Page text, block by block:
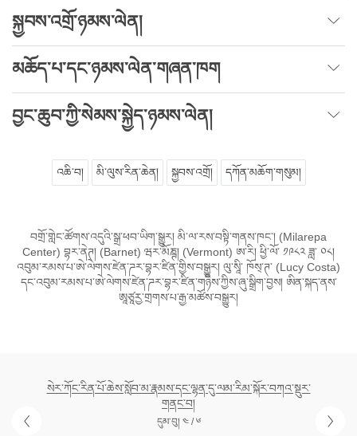
སྐྱབས་འགྲོ་ཉམས་ལེན།
མཆོད་པ་དང་ཉམས་ལེན་གཞན་ཁག
བྱང་ཆུབ་ཀྱི་སེམས་སྐྱེད་ཉམས་ལེན།
འཆི་བ། མི་ལུས་རིན་ཆེན། སྐྱབས་འགྲོ། དཀོན་མཆོག་གསུམ།
བགྲོ་གླེང་ཚོགས་འདུའི་སྒྲ་ཕབ་ཡིག་སྒྱུར། མི་ལ་རས་བསྟི་གནས་ཁང་། (Milarepa
Center) བྷར་ནེཊ། (Barnet) ཝར་མོཎྚ། (Vermont) ཨ་རི། ཕྱི་ལོ་ ༡༩༨༢ ཟླ་ ༠༨།
འབུམ་རམས་པ་ཨེ་ལེགས་ཛེན་ཌར་བྷར་ཛིན་གྱིས་བསྒྱུར། ལུ་སཱི་ ཁོས྄་ཊ་ (Lucy Costa)
དང་འབུམ་རམས་པ་ཨེ་ལེགས་ཛེན་ཌར་བྷར་ཛིན་གཉིས་ཀྱིས་ཞུ་སྒྲིག་བྱས། ཨིན་སྐད་ནས་
ཨཱཙཱརྱ་གྲགས་པ་རྒྱ་མཚོས་བསྒྱུར།
སེར་ཀོང་རིན་པོ་ཆེས་སློབ་མ་རྣམས་དང་ལྷན་དུ་ལམ་རིམ་སྐོར་བཀའ་སྡུར་
གནང་བ།
དུམ་བུ། ༤ / ༦